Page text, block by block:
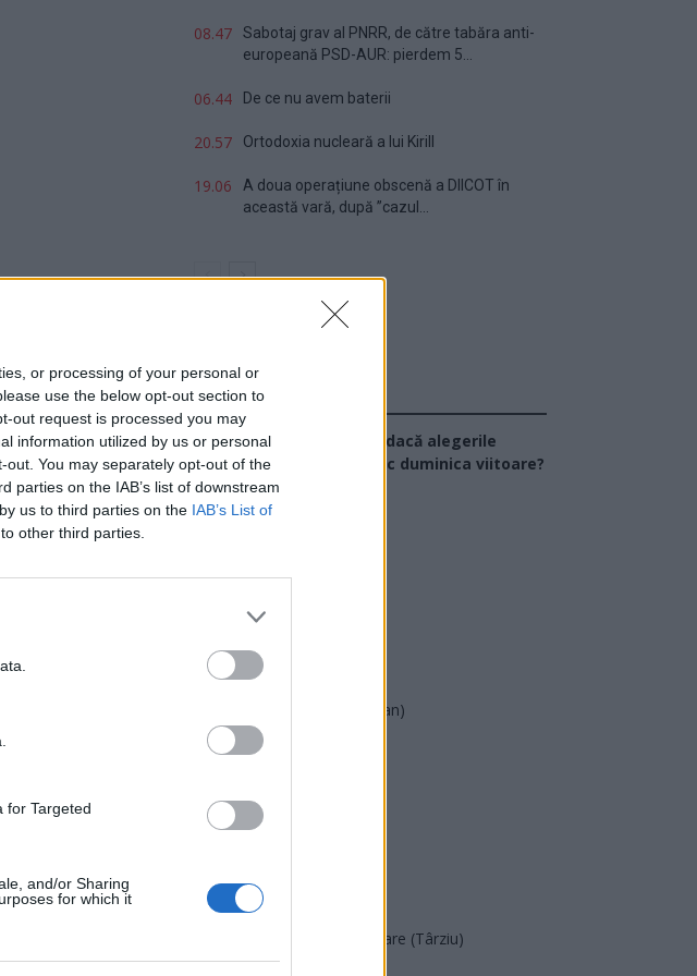
or processing of your personal or
use the below opt-out section to
out request is processed you may
information utilized by us or personal
You may separately opt-out of the
parties on the IAB’s list of downstream
us to third parties on the IAB’s List of
other third parties.
for Targeted
and/or Sharing
for which it
08.47
Sabotaj grav al PNRR, de către tabăra anti-
europeană PSD-AUR: pierdem 5...
06.44 De ce nu avem baterii
20.57 Ortodoxia nucleară a lui Kirill
19.06
A doua operațiune obscenă a DIICOT în
această vară, după ”cazul...
Sondaj
Ce partid ați vota dacă alegerile
parlamentare ar avea loc duminica viitoare?
USR
PSD
AUR
PMP (Tomac)
Forța Dreptei (L. Orban)
PNȚMM
SENS
PACE (Peia)
Acțiunea Conservatoare (Târziu)